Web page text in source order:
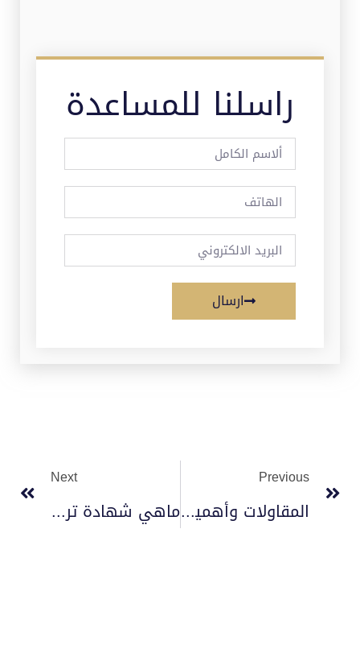
راسلنا للمساعدة
ارسال
Previous
المقاولات وأهميتها في العمل الإنشائي
Next
ماهي شهادة تركيب أدوات السلامة 2023